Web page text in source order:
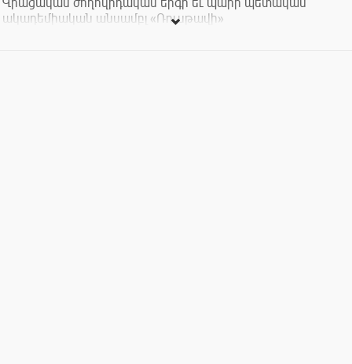
ակադեմիական անսամբլ «Ռուսթավի»